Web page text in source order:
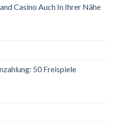
Casino Auch In Ihrer Nähe
50 Freispiele